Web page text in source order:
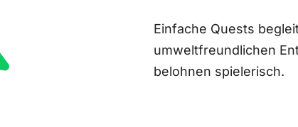
Einfache Quests
umweltfreundlichen
belohnen spielerisch.